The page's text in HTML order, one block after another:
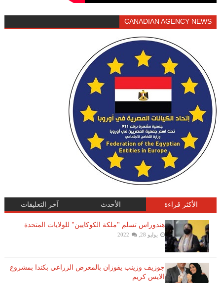
CANADIAN AGENCY NEWS
الأكثر قراءة الأحدث آخر التعليقات
هندوراس تسلم "ملكة الكوكايين" للولايات المتحدة
يوليو 28, 2022
جوزيف وزينب يفوزان بالمعرض الزراعي بكندا بمشروع
الايس كريم